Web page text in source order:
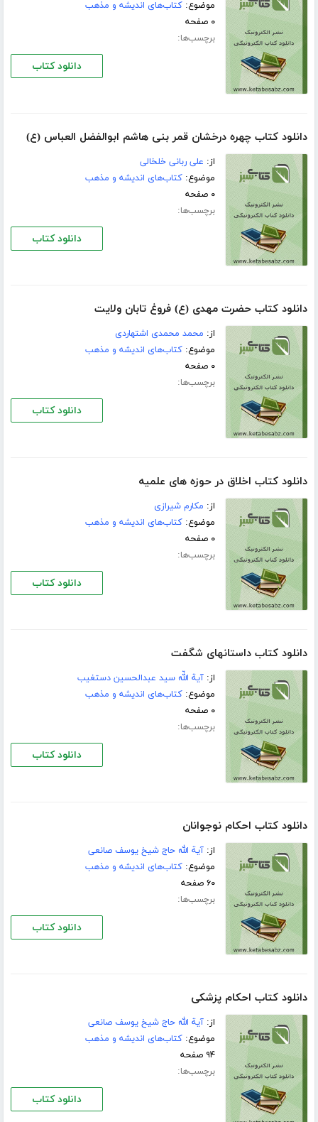
موضوع:کتاب‌های اندیشه و مذهب
۰ صفحه
برچسب‌ها:
دانلود کتاب
دانلود کتاب چهره درخشان قمر بنى هاشم ابوالفضل العباس (ع)
از: على ربانى خلخالى
موضوع:کتاب‌های اندیشه و مذهب
۰ صفحه
برچسب‌ها:
دانلود کتاب
دانلود کتاب حضرت مهدى (ع) فروغ تابان ولایت
از: محمد محمدى اشتهاردى
موضوع:کتاب‌های اندیشه و مذهب
۰ صفحه
برچسب‌ها:
دانلود کتاب
دانلود کتاب اخلاق در حوزه هاى علمیه
از: مکارم شیرازی
موضوع:کتاب‌های اندیشه و مذهب
۰ صفحه
برچسب‌ها:
دانلود کتاب
دانلود کتاب داستانهاى شگفت
از:آیة اللّه سید عبدالحسین دستغیب
موضوع:کتاب‌های اندیشه و مذهب
۰ صفحه
برچسب‌ها:
دانلود کتاب
دانلود کتاب احكام نوجوانان
از:آیة الله حاج شیخ یوسف صانعی
موضوع:کتاب‌های اندیشه و مذهب
۶۰ صفحه
برچسب‌ها:
دانلود کتاب
دانلود کتاب احكام پزشكی
از:آیة الله حاج شیخ یوسف صانعی
موضوع:کتاب‌های اندیشه و مذهب
۹۴ صفحه
برچسب‌ها:
دانلود کتاب